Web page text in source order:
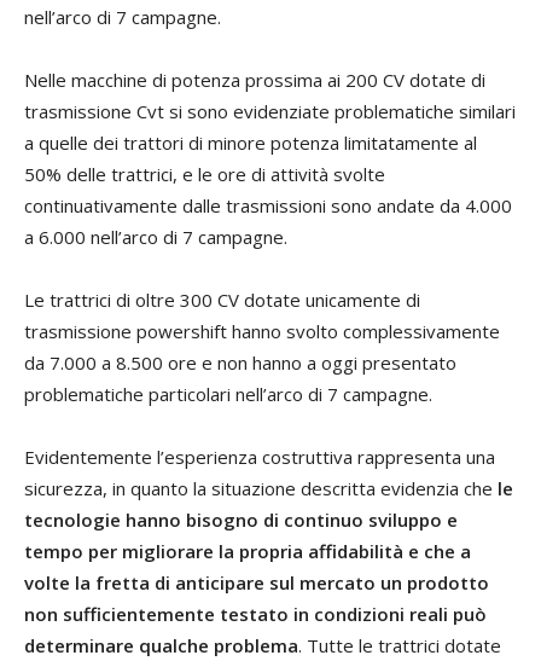
nell’arco di 7 campagne.
Nelle macchine di potenza prossima ai 200 CV dotate di
trasmissione Cvt si sono evidenziate problematiche similari
a quelle dei trattori di minore potenza limitatamente al
50% delle trattrici, e le ore di attività svolte
continuativamente dalle trasmissioni sono andate da 4.000
a 6.000 nell’arco di 7 campagne.
Le trattrici di oltre 300 CV dotate unicamente di
trasmissione powershift hanno svolto complessivamente
da 7.000 a 8.500 ore e non hanno a oggi presentato
problematiche particolari nell’arco di 7 campagne.
Evidentemente l’esperienza costruttiva rappresenta una
sicurezza, in quanto la situazione descritta evidenzia che le
tecnologie hanno bisogno di continuo sviluppo e
tempo per migliorare la propria affidabilità e che a
volte la fretta di anticipare sul mercato un prodotto
non sufficientemente testato in condizioni reali può
determinare qualche problema. Tutte le trattrici dotate